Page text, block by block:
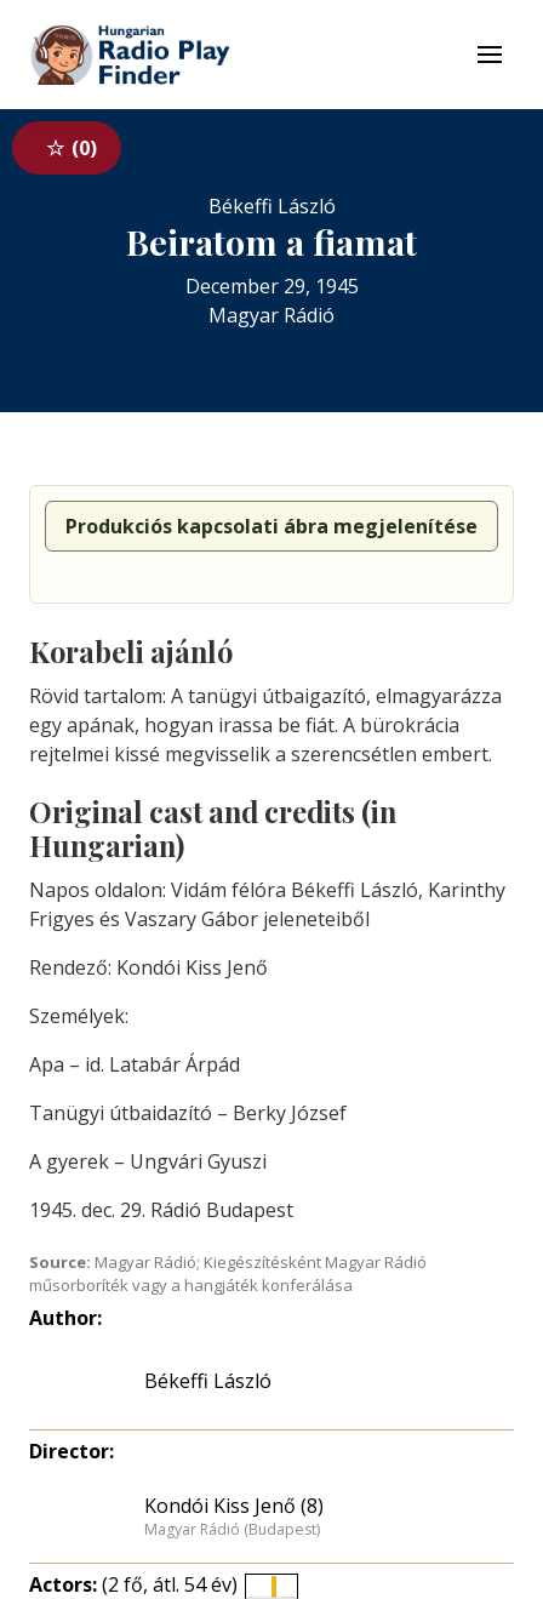
To contents
Menu
0
Békeffi László
Beiratom a fiamat
December 29, 1945
Magyar Rádió
Produkciós kapcsolati ábra megjelenítése
Korabeli ajánló
Rövid tartalom: A tanügyi útbaigazító, elmagyarázza
egy apának, hogyan irassa be fiát. A bürokrácia
rejtelmei kissé megvisselik a szerencsétlen embert.
Original cast and credits (in
Hungarian)
Napos oldalon: Vidám félóra Békeffi László, Karinthy
Frigyes és Vaszary Gábor jeleneteiből
Rendező: Kondói Kiss Jenő
Személyek:
Apa – id. Latabár Árpád
Tanügyi útbaidazító – Berky József
A gyerek – Ungvári Gyuszi
1945. dec. 29. Rádió Budapest
Source: Magyar Rádió; Kiegészítésként Magyar Rádió
műsorboríték vagy a hangjáték konferálása
Author:
Békeffi László
Director:
Kondói Kiss Jenő (8)
Magyar Rádió (Budapest)
Actors:(2 fő, átl. 54 év)